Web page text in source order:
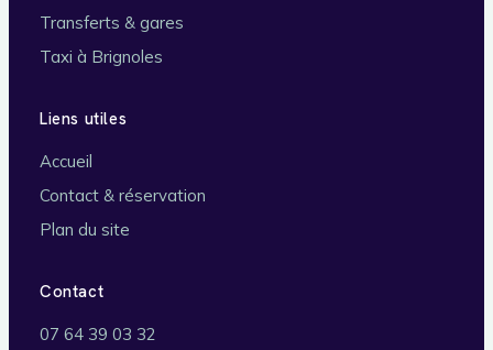
Transferts & gares
Taxi à Brignoles
Liens utiles
Accueil
Contact & réservation
Plan du site
Contact
07 64 39 03 32